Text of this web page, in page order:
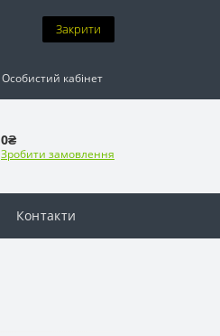
Закрити
Особистий кабінет
0₴
Зробити замовлення
Контакти